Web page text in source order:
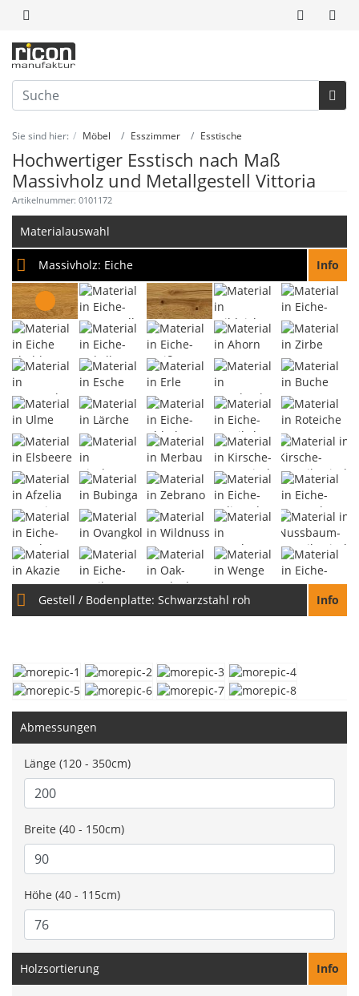
Sie sind hier: Möbel Esszimmer Esstische
Hochwertiger Esstisch nach Maß
Massivholz und Metallgestell Vittoria
Artikelnummer: 0101172
Materialauswahl
Massivholz: Eiche Info
Gestell / Bodenplatte: Schwarzstahl roh Info
Abmessungen
Länge (120 - 350cm)
Breite (40 - 150cm)
Höhe (40 - 115cm)
Holzsortierung Info